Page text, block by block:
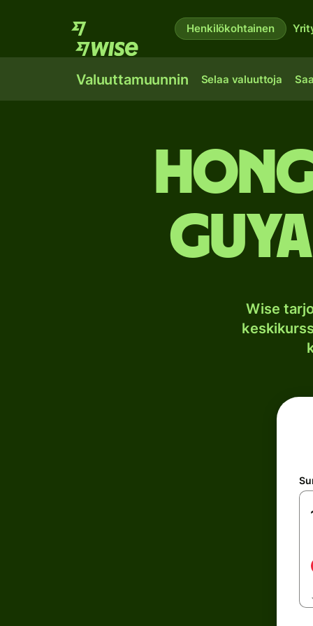
Henkilökohtainen
Valuuttamuunnin Selaa valuuttoja
Wise